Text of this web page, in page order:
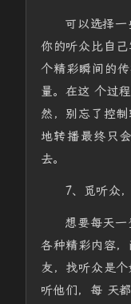
可以选择
你的听众比自
个精彩瞬间的
量。在这 个过
然，别忘了控
地转播最终只
去。
7、觅听众
想要每天
各种精彩内容
友，找听众是
听他们，每 天